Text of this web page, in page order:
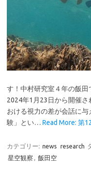
す！中村研究室４年の飯田
2024年1月23日から開催さ
おける視力の差が会話に
験」とい… Read More: 第
カテゴリー: news research
星空観察 , 飯田空